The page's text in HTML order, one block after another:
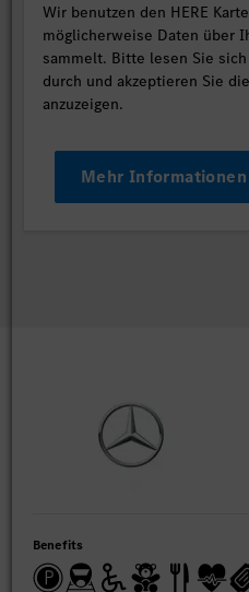
Wir benutzen den HERE
möglicherweise Daten über
sammelt. Bitte lesen Sie
durch und akzeptieren Sie
anzuzeigen.
Mehr Informationen
Benefits